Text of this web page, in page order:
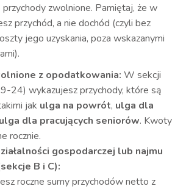
zwolnione. Pamiętaj, że w
przychód, a nie dochód (czyli bez
jego uzyskania, poza wskazanymi
z opodatkowania: W sekcji
24) wykazujesz przychody, które są
jak ulga na powrót, ulga dla
ulga dla pracujących seniorów. Kwoty
rocznie.
gospodarczej lub najmu
B i C):
roczne sumy przychodów netto z